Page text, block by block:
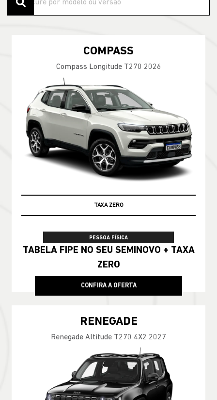
COMPASS
Compass Longitude T270 2026
TAXA ZERO
PESSOA FÍSICA
TABELA FIPE NO SEU SEMINOVO + TAXA
ZERO
CONFIRA A OFERTA
RENEGADE
Renegade Altitude T270 4X2 2027